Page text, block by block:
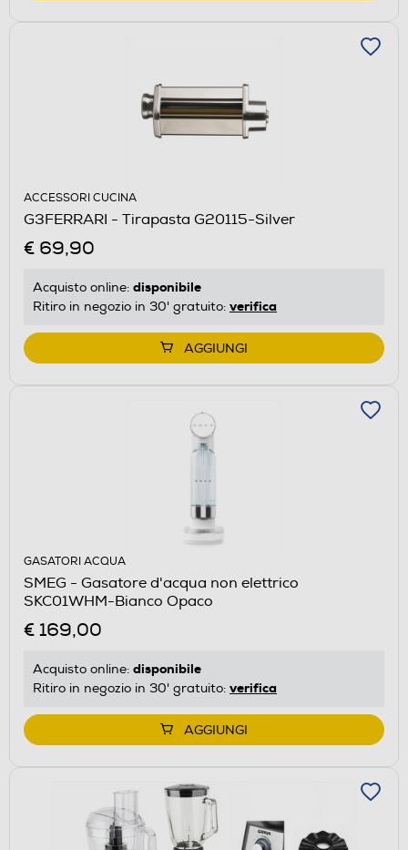
ACCESSORI CUCINA
G3FERRARI - Tirapasta G20115-Silver
€ 69,90
Acquisto online: disponibile
Ritiro in negozio in 30' gratuito: verifica
AGGIUNGI
GASATORI ACQUA
SMEG - Gasatore d'acqua non elettrico
SKC01WHM-Bianco Opaco
€ 169,00
Acquisto online: disponibile
Ritiro in negozio in 30' gratuito: verifica
AGGIUNGI